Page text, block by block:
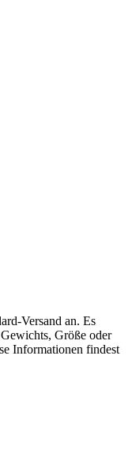
Versand an. Es
Größe oder
Informationen findest